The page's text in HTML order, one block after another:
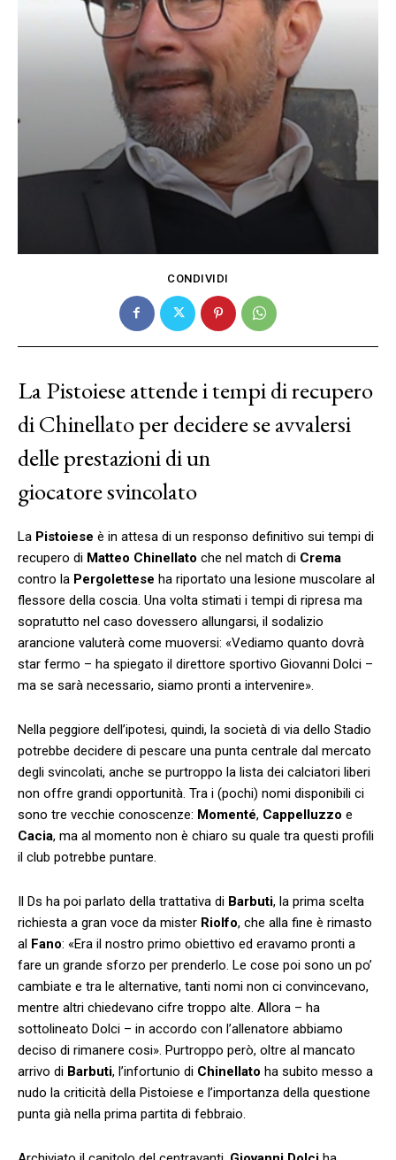
CONDIVIDI
La Pistoiese attende i tempi di recupero
di Chinellato per decidere se avvalersi
delle prestazioni di un
giocatore svincolato
La Pistoiese è in attesa di un responso definitivo sui tempi di
recupero di Matteo Chinellato che nel match di Crema
contro la Pergolettese ha riportato una lesione muscolare al
flessore della coscia. Una volta stimati i tempi di ripresa ma
sopratutto nel caso dovessero allungarsi, il sodalizio
arancione valuterà come muoversi: «Vediamo quanto dovrà
star fermo – ha spiegato il direttore sportivo Giovanni Dolci –
ma se sarà necessario, siamo pronti a intervenire».
Nella peggiore dell’ipotesi, quindi, la società di via dello Stadio
potrebbe decidere di pescare una punta centrale dal mercato
degli svincolati, anche se purtroppo la lista dei calciatori liberi
non offre grandi opportunità. Tra i (pochi) nomi disponibili ci
sono tre vecchie conoscenze: Momenté, Cappelluzzo e
Cacia, ma al momento non è chiaro su quale tra questi profili
il club potrebbe puntare.
Il Ds ha poi parlato della trattativa di Barbuti, la prima scelta
richiesta a gran voce da mister Riolfo, che alla fine è rimasto
al Fano: «Era il nostro primo obiettivo ed eravamo pronti a
fare un grande sforzo per prenderlo. Le cose poi sono un po’
cambiate e tra le alternative, tanti nomi non ci convincevano,
mentre altri chiedevano cifre troppo alte. Allora – ha
sottolineato Dolci – in accordo con l’allenatore abbiamo
deciso di rimanere cosi». Purtroppo però, oltre al mancato
arrivo di Barbuti, l’infortunio di Chinellato ha subito messo a
nudo la criticità della Pistoiese e l’importanza della questione
punta già nella prima partita di febbraio.